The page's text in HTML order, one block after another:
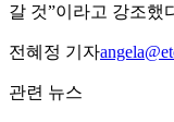
갈 것”이라고 강조했
전혜정 기자
관련 뉴스